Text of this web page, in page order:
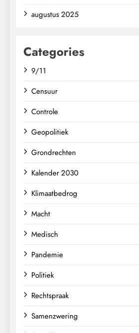
augustus 2025
Categories
9/11
Censuur
Controle
Geopolitiek
Grondrechten
Kalender 2030
Klimaatbedrog
Macht
Medisch
Pandemie
Politiek
Rechtspraak
Samenzwering